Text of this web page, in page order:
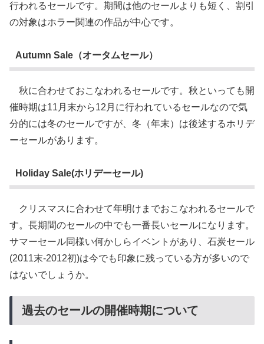
行われるセールです。期間は他のセールよりも短く、割引
の対象はホラー関連の作品が中心です。
Autumn Sale（オータムセール）
秋に合わせておこなわれるセールです。秋といっても開
催時期は11月末から12月に行われているセールなので気
分的には冬のセールですが、冬（年末）は後述するホリデ
ーセールがあります。
Holiday Sale(ホリデーセール)
クリスマスに合わせて年明けまでおこなわれるセールで
す。長期間のセールの中でも一番長いセールになります。
サマーセール同様い何かしらイベントがあり、石炭セール
(2011末-2012初)は今でも印象に残っている方が多いので
はないでしょうか。
過去のセールの開催時期について